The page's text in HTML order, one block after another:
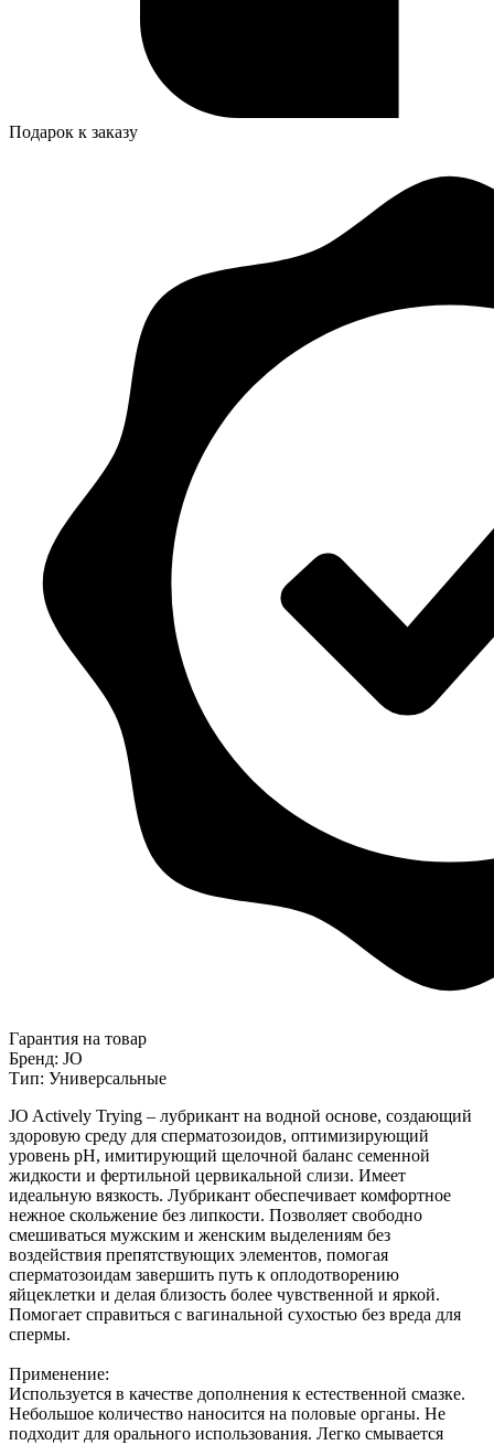
Подарок к заказу
Гарантия на товар
Бренд: JO
Тип: Универсальные
JO Actively Trying – лубрикант на водной основе, создающий
здоровую среду для сперматозоидов, оптимизирующий
уровень pH, имитирующий щелочной баланс семенной
жидкости и фертильной цервикальной слизи. Имеет
идеальную вязкость. Лубрикант обеспечивает комфортное
нежное скольжение без липкости. Позволяет свободно
смешиваться мужским и женским выделениям без
воздействия препятствующих элементов, помогая
сперматозоидам завершить путь к оплодотворению
яйцеклетки и делая близость более чувственной и яркой.
Помогает справиться с вагинальной сухостью без вреда для
спермы.
Применение:
Используется в качестве дополнения к естественной смазке.
Небольшое количество наносится на половые органы. Не
подходит для орального использования. Легко смывается